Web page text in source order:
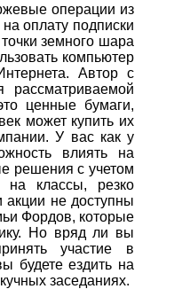
операции из
оплату подписки
земного шара
компьютер
Автор с
рассматриваемой
ценные бумаги,
может купить их
У вас как у
влиять на
решения с учетом
на классы, резко
акции не доступны
Фордов, которые
Но вряд ли вы
участие в
будете ездить на
заседаниях.